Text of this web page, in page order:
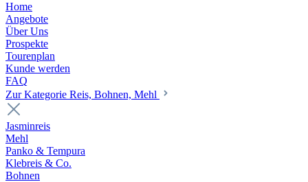
Home
Angebote
Über Uns
Prospekte
Tourenplan
Kunde werden
FAQ
Zur Kategorie Reis, Bohnen, Mehl
Jasminreis
Mehl
Panko & Tempura
Klebreis & Co.
Bohnen